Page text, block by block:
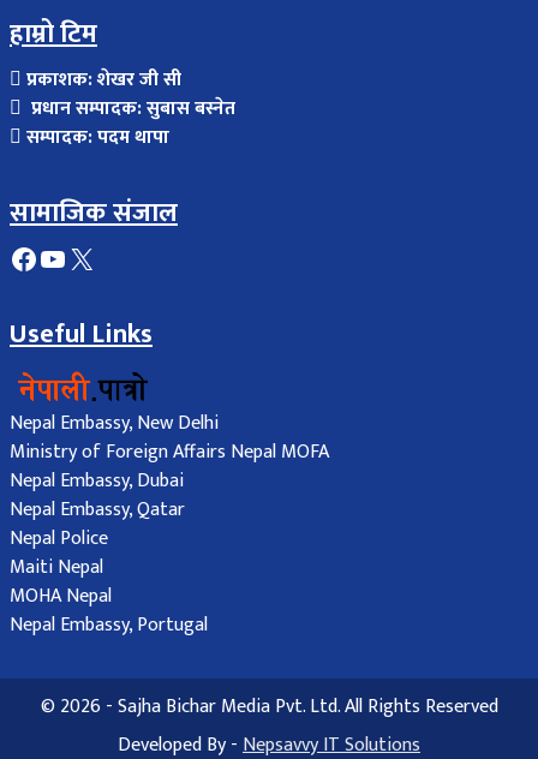
हाम्रो टिम
प्रकाशक: शेखर जी सी
प्रधान सम्पादक: सुबास बस्नेत
सम्पादक: पदम थापा
सामाजिक संजाल
Facebook
YouTube
X
Useful Links
Nepal Embassy, New Delhi
Ministry of Foreign Affairs Nepal MOFA
Nepal Embassy, Dubai
Nepal Embassy, Qatar
Nepal Police
Maiti Nepal
MOHA Nepal
Nepal Embassy, Portugal
© 2026 - Sajha Bichar Media Pvt. Ltd. All Rights Reserved
Developed By -Nepsavvy IT Solutions